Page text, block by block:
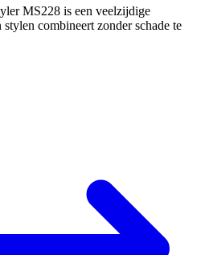
MS228 is een veelzijdige
combineert zonder schade te